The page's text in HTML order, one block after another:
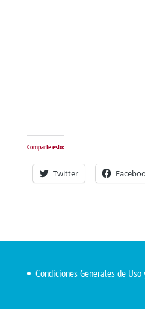
Comparte esto:
Twitter
Condiciones Generales de